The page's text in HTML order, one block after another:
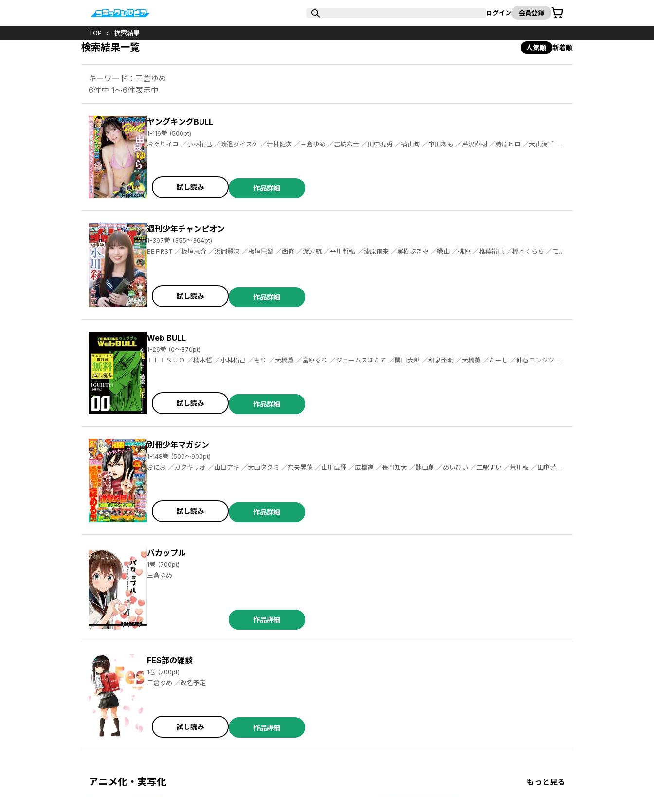
ログイン 会員登録
カート
TOP 検索結果
検索結果一覧 人気順 新着順
キーワード：三倉ゆめ
6件中 1～6件表示中
ヤングキングBULL
1-116巻 (500pt)
おぐりイコ ／小林拓己 ／渡邊ダイスケ ／若林健次 ／三倉ゆめ ／岩城宏士 ／田中現兎 ／横山旬 ／中田あも ／芹沢直樹 ／詩原ヒロ ／大山満千 ／伊藤静 ／熊田龍泉 ／大島永遠 ／ラズウェル細木 ／さいのすけ ／髙橋ツトム ／たーし ／塩崎雄二 ／永田晃一 ／小池田マヤ ／渡邊ダイスケ ／永田諒 ／中田あも ／霧巴ころは ／若菜 ／ジョージ秋山 ／楠本哲 ／レノＴＳ ／染春 ／柳内大樹 ／中原開平 ／臓内ニガツ ／宙将 ／関口太郎 ／霜月かいり ／小幡文生 ／レノＴＳ ／細川忠孝
／竹添裕史 ／松森正 ／ひじかた憂峰 ／中原開平 ／三倉ゆめ ／えれまどか ／ふくしま正保 ／田中現兎 ／若林健次 ／おぐりイコ ／横山旬 ／宙将 ／貘九三口造 ／衿沢 ／及川滲 ／佐藤啓 ／松森正 ／ひじかた憂峰 ／三輪まこと ／森山大輔 ／中山昌亮 ／永田諒 ／羽鳥まりえ ／ジャスミン・ギュ ／明石英之 ／高見奈緒 ／松森正 ／橋本一郎 ／和歩歩 ／松森正 ／ひじかた憂峰 ／岡部アズサ ／群青ピズ ／松田舞 ／コウノコウジ ／ANTENNA牛魚 ／臓内ニガツ ／成家慎一郎 ／akiyama ／染春 ／たーし
試し読み 作品詳細
週刊少年チャンピオン
1-397巻 (355～364pt)
BE:FIRST ／板垣恵介 ／浜岡賢次 ／板垣巴留 ／西修 ／渡辺航 ／平川哲弘 ／漆原侑来 ／実樹ぶきみ ／縁山 ／桃原 ／椎葉裕巳 ／橋本くらら ／モンキーパンチ／エム・ピー・ワークス ／内々けやき ／佐伯庸介 ／安部真弘 ／のりしろちゃん ／雪田幸路 ／宗我部としのり ／津田沼篤 ／コネシマ ／矢村いち ／鈴木リュータ ／髙橋ヒロシ ／9℃ ／堀翔一 ／石黒正数 ／盆ノ木至 ／中村勇志 ／新島秋一 ／小沢としお ／佐藤タカヒロ ／HANNA ／板垣恵介 ／夢枕獏 ／藤田勇利亜 ／車田正美 ／うらのりつ ／キャットタング鈴原
試し読み 作品詳細
Web BULL
1-26巻 (0～370pt)
ＴＥＴＳＵＯ ／楠本哲 ／小林拓己 ／もり ／大橋薫 ／宮原るり ／ジェームスほたて ／関口太郎 ／和泉亜明 ／大橋薫 ／たーし ／仲邑エンジツ ／
試し読み 作品詳細
別冊少年マガジン
1-148巻 (500～900pt)
おにお ／ガクキリオ ／山口アキ ／大山タクミ ／奈央晃徳 ／山川直輝 ／広橋進 ／長門知大 ／諫山創 ／めいびい ／二駅ずい ／荒川弘 ／田中芳樹
試し読み 作品詳細
バカップル
1巻 (700pt)
三倉ゆめ
作品詳細
FES部の雑談
1巻 (700pt)
三倉ゆめ ／改名予定
試し読み 作品詳細
アニメ化・実写化 もっと見る